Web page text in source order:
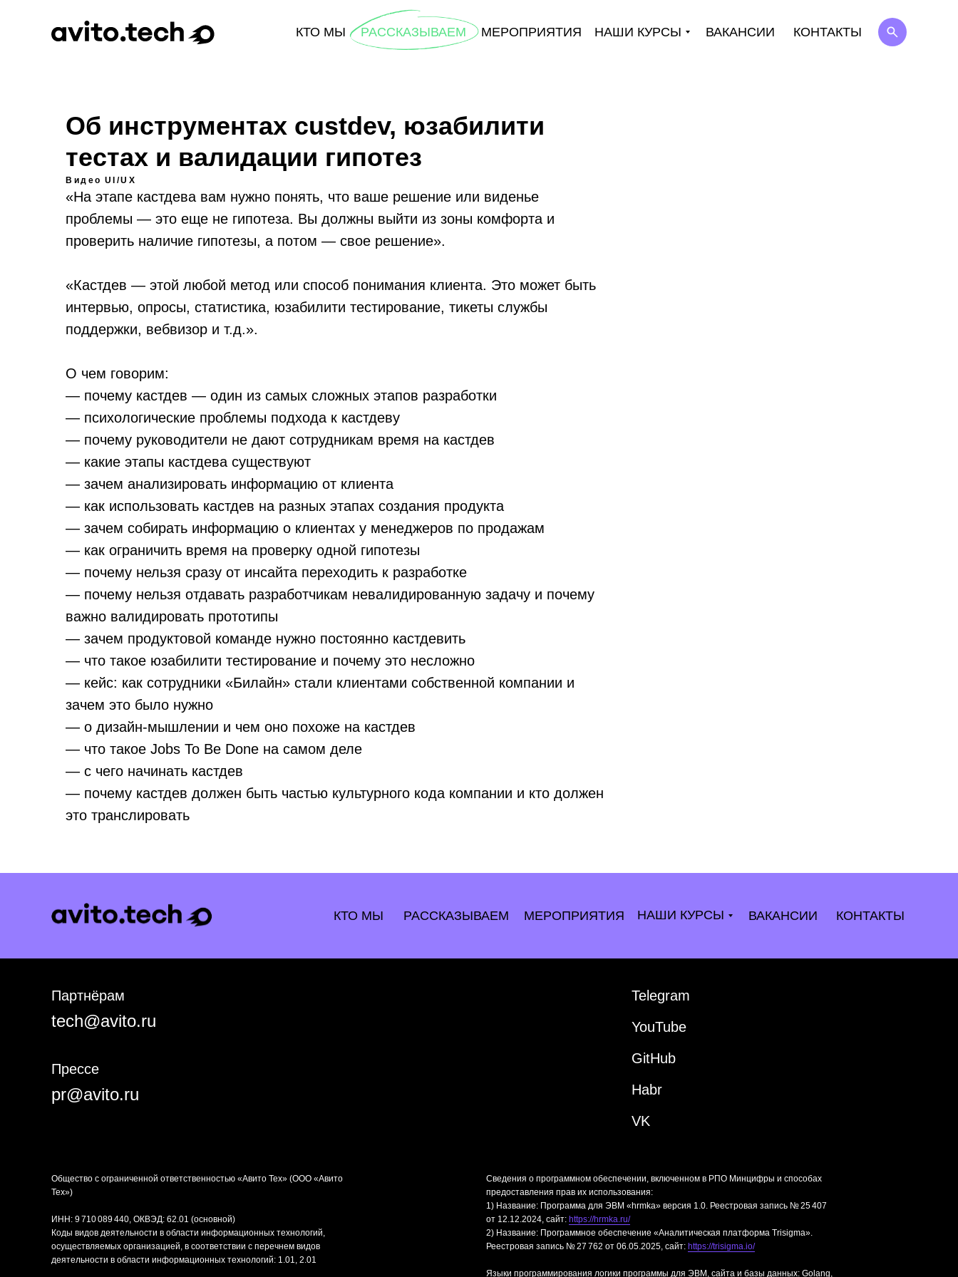
РАССКАЗЫВАЕМ
КТО МЫ НАШИ КУРСЫ ВАКАНСИИ КОНТАКТЫ
МЕРОПРИЯТИЯ
Об инструментах custdev, юзабилити
тестах и валидации гипотез
Видео UI/UX
«На этапе кастдева вам нужно понять, что ваше решение или виденье
проблемы — это еще не гипотеза. Вы должны выйти из зоны комфорта и
проверить наличие гипотезы, а потом — свое решение».
«Кастдев — этой любой метод или способ понимания клиента. Это может быть
интервью, опросы, статистика, юзабилити тестирование, тикеты службы
поддержки, вебвизор и т.д.».
О чем говорим:
— почему кастдев — один из самых сложных этапов разработки
— психологические проблемы подхода к кастдеву
— почему руководители не дают сотрудникам время на кастдев
— какие этапы кастдева существуют
— зачем анализировать информацию от клиента
— как использовать кастдев на разных этапах создания продукта
— зачем собирать информацию о клиентах у менеджеров по продажам
— как ограничить время на проверку одной гипотезы
— почему нельзя сразу от инсайта переходить к разработке
— почему нельзя отдавать разработчикам невалидированную задачу и почему
важно валидировать прототипы
— зачем продуктовой команде нужно постоянно кастдевить
— что такое юзабилити тестирование и почему это несложно
— кейс: как сотрудники «Билайн» стали клиентами собственной компании и
зачем это было нужно
— о дизайн-мышлении и чем оно похоже на кастдев
— что такое Jobs To Be Done на самом деле
— с чего начинать кастдев
— почему кастдев должен быть частью культурного кода компании и кто должен
это транслировать
Сведения о программном обеспечении, включенном в РПО Минцифры и способах
предоставления прав их использования:
1) Название: Программа для ЭВМ «hrmka» версия 1.0. Реестровая запись № 25 407
от 12.12.2024, сайт: https://hrmka.ru/
2) Название: Программное обеспечение «Аналитическая платформа Trisigma».
Реестровая запись № 27 762 от 06.05.2025, сайт: https://trisigma.io/
Языки программирования логики программы для ЭВМ, сайта и базы данных: Golang,
Общество с ограниченной ответственностью «Авито Тех» (ООО «Авито
Тех»)
ИНН: 9 710 089 440, ОКВЭД: 62.01 (основной)
Коды видов деятельности в области информационных технологий,
осуществляемых организацией, в соответствии с перечнем видов
деятельности в области информационных технологий: 1.01, 2.01
VK
Telegram
YouTube
GitHub
Habr
tech@avito.ru
Партнёрам
Прессе
pr@avito.ru
КТО МЫ РАССКАЗЫВАЕМ НАШИ КУРСЫ ВАКАНСИИ КОНТАКТЫ
МЕРОПРИЯТИЯ